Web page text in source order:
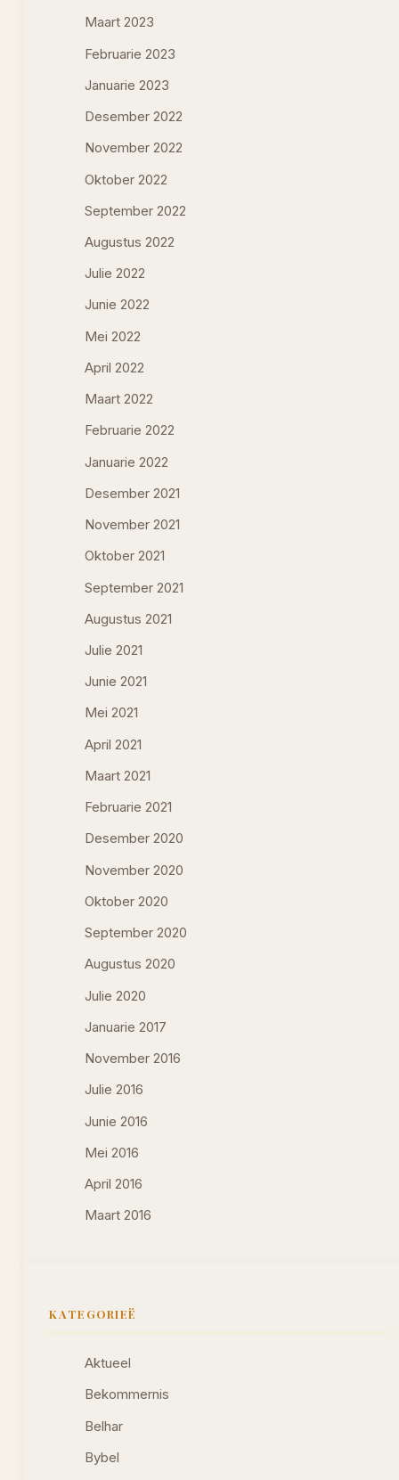
Maart 2023
Februarie 2023
Januarie 2023
Desember 2022
November 2022
Oktober 2022
September 2022
Augustus 2022
Julie 2022
Junie 2022
Mei 2022
April 2022
Maart 2022
Februarie 2022
Januarie 2022
Desember 2021
November 2021
Oktober 2021
September 2021
Augustus 2021
Julie 2021
Junie 2021
Mei 2021
April 2021
Maart 2021
Februarie 2021
Desember 2020
November 2020
Oktober 2020
September 2020
Augustus 2020
Julie 2020
Januarie 2017
November 2016
Julie 2016
Junie 2016
Mei 2016
April 2016
Maart 2016
KATEGORIEË
Aktueel
Bekommernis
Belhar
Bybel